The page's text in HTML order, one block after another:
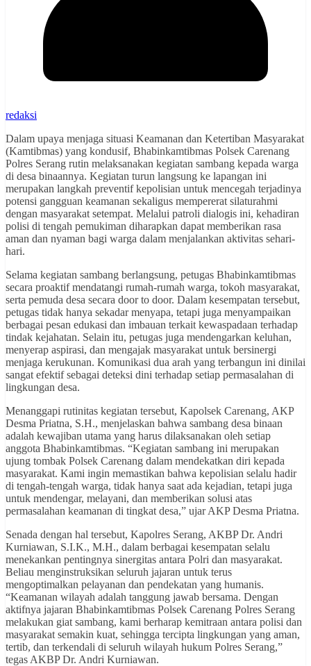
redaksi
Dalam upaya menjaga situasi Keamanan dan Ketertiban Masyarakat
(Kamtibmas) yang kondusif, Bhabinkamtibmas Polsek Carenang
Polres Serang rutin melaksanakan kegiatan sambang kepada warga
di desa binaannya. Kegiatan turun langsung ke lapangan ini
merupakan langkah preventif kepolisian untuk mencegah terjadinya
potensi gangguan keamanan sekaligus mempererat silaturahmi
dengan masyarakat setempat. Melalui patroli dialogis ini, kehadiran
polisi di tengah pemukiman diharapkan dapat memberikan rasa
aman dan nyaman bagi warga dalam menjalankan aktivitas sehari-
hari.
Selama kegiatan sambang berlangsung, petugas Bhabinkamtibmas
secara proaktif mendatangi rumah-rumah warga, tokoh masyarakat,
serta pemuda desa secara door to door. Dalam kesempatan tersebut,
petugas tidak hanya sekadar menyapa, tetapi juga menyampaikan
berbagai pesan edukasi dan imbauan terkait kewaspadaan terhadap
tindak kejahatan. Selain itu, petugas juga mendengarkan keluhan,
menyerap aspirasi, dan mengajak masyarakat untuk bersinergi
menjaga kerukunan. Komunikasi dua arah yang terbangun ini dinilai
sangat efektif sebagai deteksi dini terhadap setiap permasalahan di
lingkungan desa.
Menanggapi rutinitas kegiatan tersebut, Kapolsek Carenang, AKP
Desma Priatna, S.H., menjelaskan bahwa sambang desa binaan
adalah kewajiban utama yang harus dilaksanakan oleh setiap
anggota Bhabinkamtibmas. “Kegiatan sambang ini merupakan
ujung tombak Polsek Carenang dalam mendekatkan diri kepada
masyarakat. Kami ingin memastikan bahwa kepolisian selalu hadir
di tengah-tengah warga, tidak hanya saat ada kejadian, tetapi juga
untuk mendengar, melayani, dan memberikan solusi atas
permasalahan keamanan di tingkat desa,” ujar AKP Desma Priatna.
Senada dengan hal tersebut, Kapolres Serang, AKBP Dr. Andri
Kurniawan, S.I.K., M.H., dalam berbagai kesempatan selalu
menekankan pentingnya sinergitas antara Polri dan masyarakat.
Beliau menginstruksikan seluruh jajaran untuk terus
mengoptimalkan pelayanan dan pendekatan yang humanis.
“Keamanan wilayah adalah tanggung jawab bersama. Dengan
aktifnya jajaran Bhabinkamtibmas Polsek Carenang Polres Serang
melakukan giat sambang, kami berharap kemitraan antara polisi dan
masyarakat semakin kuat, sehingga tercipta lingkungan yang aman,
tertib, dan terkendali di seluruh wilayah hukum Polres Serang,”
tegas AKBP Dr. Andri Kurniawan.